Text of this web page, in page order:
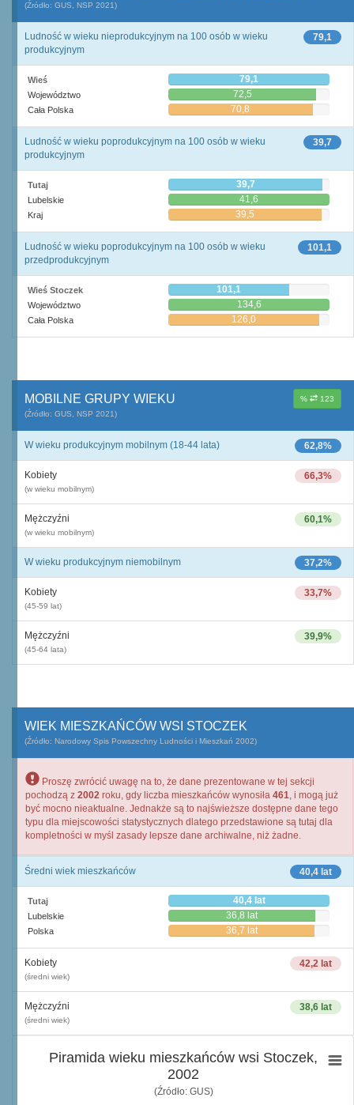
(Źródło: GUS, NSP 2021)
79,1
Ludność w wieku nieprodukcyjnym na 100 osób w wieku
produkcyjnym
Wieś 79,1
Województwo 72,5
Cała Polska 70,8
39,7
Ludność w wieku poprodukcyjnym na 100 osób w wieku
produkcyjnym
Tutaj 39,7
Lubelskie 41,6
Kraj 39,5
101,1
Ludność w wieku poprodukcyjnym na 100 osób w wieku
przedprodukcyjnym
Wieś Stoczek 101,1
Województwo 134,6
Cała Polska 126,0
% 123
MOBILNE GRUPY WIEKU
(Źródło: GUS, NSP 2021)
62,8%
W wieku produkcyjnym mobilnym (18-44 lata)
66,3%
Kobiety
(w wieku mobilnym)
60,1%
Mężczyźni
(w wieku mobilnym)
37,2%
W wieku produkcyjnym niemobilnym
33,7%
Kobiety
(45-59 lat)
39,9%
Mężczyźni
(45-64 lata)
WIEK MIESZKAŃCÓW WSI STOCZEK
(Źródło: Narodowy Spis Powszechny Ludności i Mieszkań 2002)
Proszę zwrócić uwagę na to, że dane prezentowane w tej sekcji
pochodzą z 2002 roku, gdy liczba mieszkańców wynosiła 461, i mogą już
być mocno nieaktualne. Jednakże są to najświeższe dostępne dane tego
typu dla miejscowości statystycznych dlatego przedstawione są tutaj dla
kompletności w myśl zasady lepsze dane archiwalne, niż żadne.
40,4 lat
Średni wiek mieszkańców
Tutaj 40,4 lat
Lubelskie 36,8 lat
Polska 36,7 lat
42,2 lat
Kobiety
(średni wiek)
38,6 lat
Mężczyźni
(średni wiek)
Piramida wieku mieszkańców wsi Stoczek,
2002
(Źródło: GUS)